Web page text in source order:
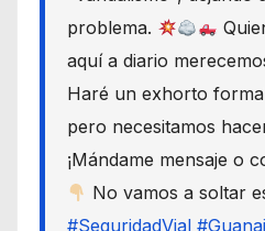
problema.
aquí a diario
Haré un exhorto
pero necesitamos
¡Mándame mensaje o
No vamos a soltar
#SeguridadVial